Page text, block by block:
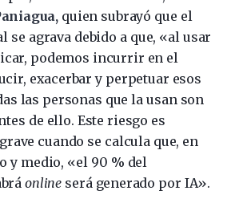
quien subrayó que el
agrava debido a que, «al usar
podemos incurrir en el
exacerbar y perpetuar esos
las personas que la usan son
de ello. Este riesgo es
cuando se calcula que, en
y medio, «el 90 % del
online será generado por IA».